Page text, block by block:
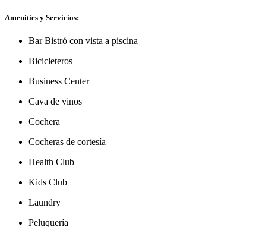
Amenities y Servicios:
Bar Bistró con vista a piscina
Bicicleteros
Business Center
Cava de vinos
Cochera
Cocheras de cortesía
Health Club
Kids Club
Laundry
Peluquería